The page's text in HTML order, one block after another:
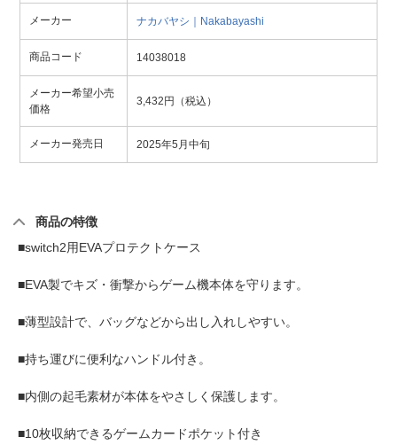
メーカー ナカバヤシ｜Nakabayashi
商品コード 14038018
メーカー希望小売
価格
3,432円（税込）
メーカー発売日 2025年5月中旬
商品の特徴
■switch2用EVAプロテクトケース
■EVA製でキズ・衝撃からゲーム機本体を守ります。
■薄型設計で、バッグなどから出し入れしやすい。
■持ち運びに便利なハンドル付き。
■内側の起毛素材が本体をやさしく保護します。
■10枚収納できるゲームカードポケット付き